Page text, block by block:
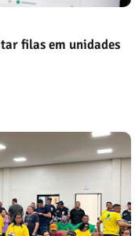
filas em unidades